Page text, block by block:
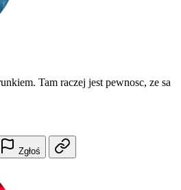
Tam raczej jest pewnosc, ze sa
Zgłoś